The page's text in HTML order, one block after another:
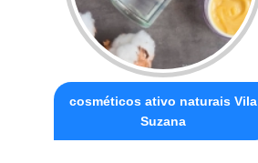
cosméticos ativo naturais Vila
Suzana